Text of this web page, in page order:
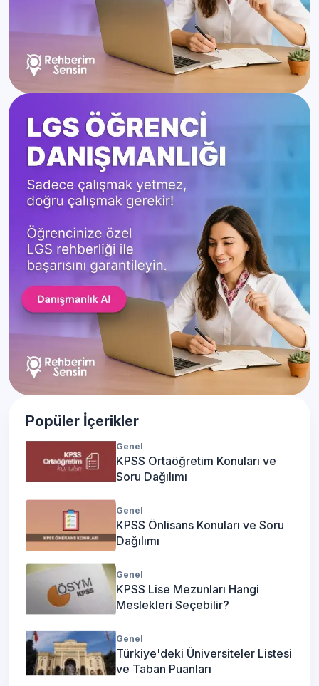
Popüler İçerikler
Genel
KPSS Ortaöğretim Konuları ve
Soru Dağılımı
Genel
KPSS Önlisans Konuları ve Soru
Dağılımı
Genel
KPSS Lise Mezunları Hangi
Meslekleri Seçebilir?
Genel
Türkiye'deki Üniversiteler Listesi
ve Taban Puanları